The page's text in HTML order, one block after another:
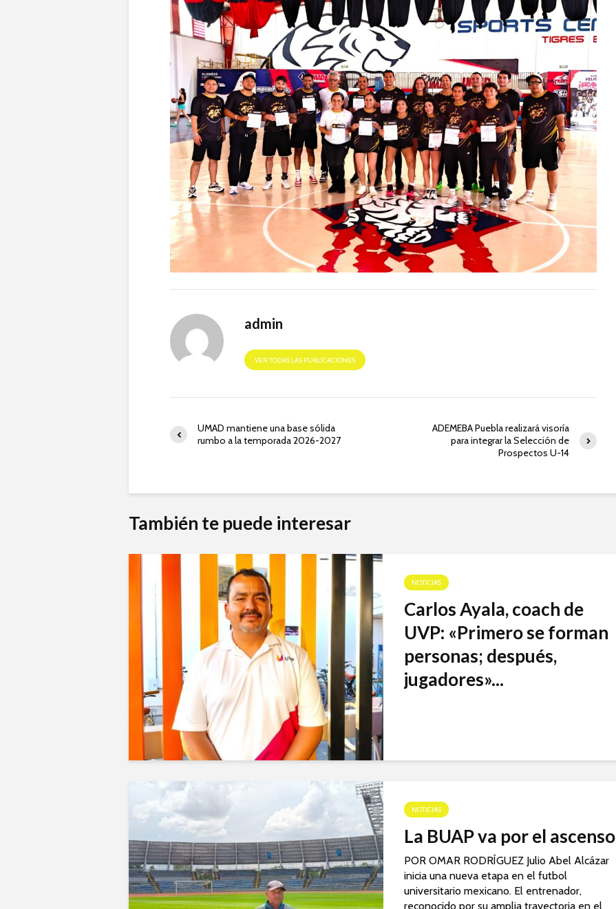
admin
VER TODAS LAS PUBLICACIONES
UMAD mantiene una base sólida
rumbo a la temporada 2026-2027
ADEMEBA Puebla realizará visoría
para integrar la Selección de
Prospectos U-14
También te puede interesar
NOTICIAS
Carlos Ayala, coach de
UVP: «Primero se forman
personas; después,
jugadores»...
NOTICIAS
La BUAP va por el ascenso
POR OMAR RODRÍGUEZ Julio Abel Alcázar
inicia una nueva etapa en el futbol
universitario mexicano. El entrenador,
reconocido por su amplia trayectoria en el